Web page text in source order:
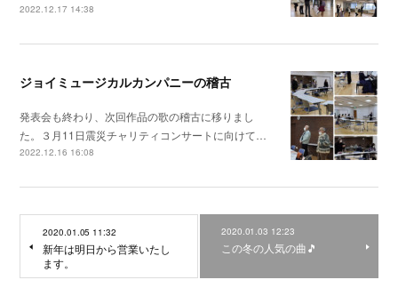
2022.12.17 14:38
ジョイミュージカルカンパニーの稽古
発表会も終わり、次回作品の歌の稽古に移りまし
た。３月11日震災チャリティコンサートに向けて…
2022.12.16 16:08
2020.01.05 11:32
新年は明日から営業いたし
ます。
2020.01.03 12:23
この冬の人気の曲🎵